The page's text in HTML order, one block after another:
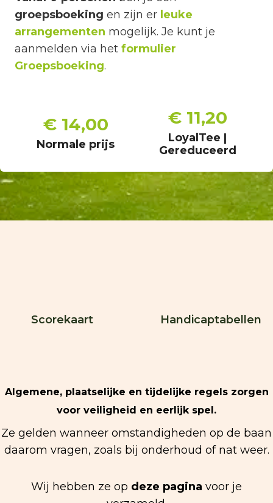
groepsboeking en zijn er leuke
arrangementen mogelijk. Je kunt je
aanmelden via het formulier
Groepsboeking.
€ 14,00
Normale prijs
€ 11,20
LoyalTee |
Gereduceerd
Scorekaart Handicaptabellen
Algemene, plaatselijke en tijdelijke regels zorgen
voor veiligheid en eerlijk spel.
Ze gelden wanneer omstandigheden op de baan
daarom vragen, zoals bij onderhoud of nat weer.
Wij hebben ze op deze pagina voor je